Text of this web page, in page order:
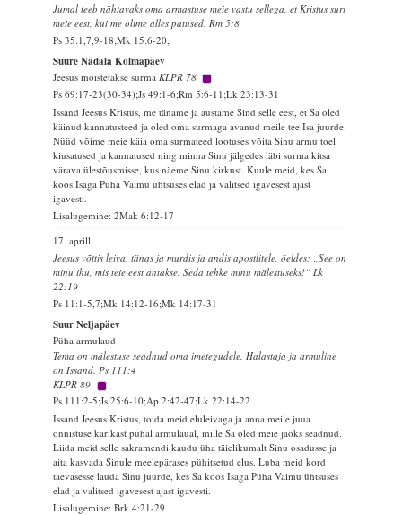
Jumal teeb nähtavaks oma armastuse meie vastu sellega, et Kristus suri
meie eest, kui me olime alles patused. Rm 5:8
Ps 35:1,7,9-18;Mk 15:6-20;
Suure Nädala Kolmapäev
Jeesus mõistetakse surma KLPR 78
Ps 69:17-23(30-34);Js 49:1-6;Rm 5:6-11;Lk 23:13-31
Issand Jeesus Kristus, me täname ja austame Sind selle eest, et Sa oled
käinud kannatusteed ja oled oma surmaga avanud meile tee Isa juurde.
Nüüd võime meie käia oma surmateed lootuses võita Sinu armu toel
kiusatused ja kannatused ning minna Sinu jälgedes läbi surma kitsa
värava ülestõusmisse, kus näeme Sinu kirkust. Kuule meid, kes Sa
koos Isaga Püha Vaimu ühtsuses elad ja valitsed igavesest ajast
igavesti.
Lisalugemine: 2Mak 6:12-17
17. aprill
Jeesus võttis leiva, tänas ja murdis ja andis apostlitele, öeldes: „See on
minu ihu, mis teie eest antakse. Seda tehke minu mälestuseks!“ Lk
22:19
Ps 11:1-5,7;Mk 14:12-16;Mk 14:17-31
Suur Neljapäev
Püha armulaud
Tema on mälestuse seadnud oma imetegudele. Halastaja ja armuline
on Issand. Ps 111:4
KLPR 89
Ps 111:2-5;Js 25:6-10;Ap 2:42-47;Lk 22:14-22
Issand Jeesus Kristus, toida meid eluleivaga ja anna meile juua
õnnistuse karikast pühal armulaual, mille Sa oled meie jaoks seadnud.
Liida meid selle sakramendi kaudu üha täielikumalt Sinu osadusse ja
aita kasvada Sinule meelepärases pühitsetud elus. Luba meid kord
taevasesse lauda Sinu juurde, kes Sa koos Isaga Püha Vaimu ühtsuses
elad ja valitsed igavesest ajast igavesti.
Lisalugemine: Brk 4:21-29